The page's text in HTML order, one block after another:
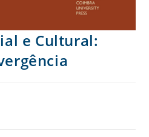
e Cultural: